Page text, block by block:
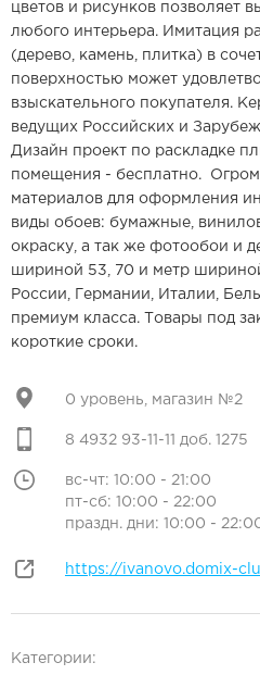
цветов и рисунков позволяет
любого интерьера. Имитация
(дерево, камень, плитка) в
поверхностью может
взыскательного покупателя.
ведущих Российских и
Дизайн проект по раскладке
помещения - бесплатно.
материалов для оформления
виды обоев: бумажные,
окраску, а так же фотообои и
шириной 53, 70 и метр
России, Германии, Италии,
премиум класса. Товары под
короткие сроки.
0 уровень, магазин №2
8 4932 93-11-11 доб. 1275
вс-чт: 10:00 - 21:00
пт-сб: 10:00 - 22:00
праздн. дни: 10:00 -
https://ivanovo.domix-
Категории: